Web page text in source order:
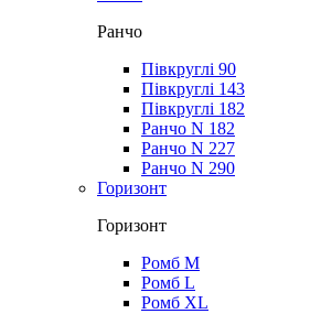
Ранчо
Півкруглі 90
Півкруглі 143
Півкруглі 182
Ранчо N 182
Ранчо N 227
Ранчо N 290
Горизонт
Горизонт
Ромб M
Ромб L
Ромб XL